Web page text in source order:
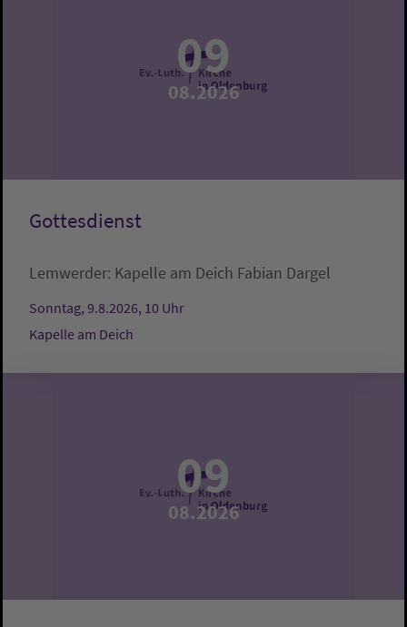
09
08.2026
Gottesdienst
Lemwerder: Kapelle am Deich Fabian Dargel
Sonntag, 9.8.2026, 10 Uhr
Kapelle am Deich
09
08.2026